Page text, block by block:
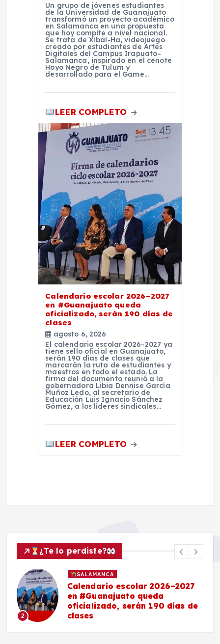
Un grupo de jóvenes estudiantes
de la Universidad de Guanajuato
transformó un proyecto académico
en Salamanca en una propuesta
que hoy compite a nivel nacional.
Se trata de Xibal-Ha, videojuego
creado por estudiantes de Artes
Digitales del Campus Irapuato–
Salamanca, inspirado en el cenote
Hoyo Negro de Tulum y
desarrollado para el Game…
LEER COMPLETO
Calendario escolar 2026–2027
en #Guanajuato queda
oficializado, serán 190 días de
clases
agosto 6, 2026
El calendario escolar 2026–2027 ya
tiene sello oficial en Guanajuato,
serán 190 días de clases que
marcarán la ruta de estudiantes y
maestros en todo el estado. La
firma del documento reunió a la
gobernadora Libia Dennise García
Muñoz Ledo, al secretario de
Educación Luis Ignacio Sánchez
Gómez, a los líderes sindicales…
LEER COMPLETO
¿Te lo perdiste?
2
SALAMANCA
Calendario escolar 2026–2027
en #Guanajuato queda
oficializado, serán 190 días de
clases